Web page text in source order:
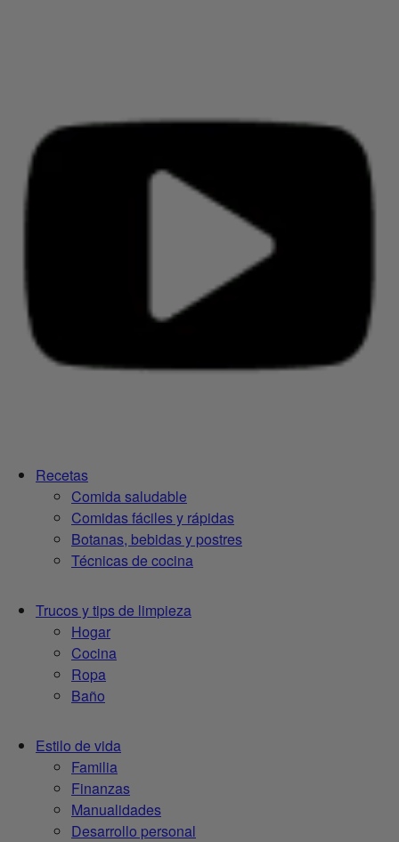
Recetas
Comida saludable
Comidas fáciles y rápidas
Botanas, bebidas y postres
Técnicas de cocina
Trucos y tips de limpieza
Hogar
Cocina
Ropa
Baño
Estilo de vida
Familia
Finanzas
Manualidades
Desarrollo personal